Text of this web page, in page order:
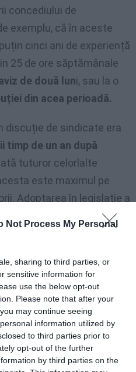
Not Process My Personal
sharing to third parties, or
sensitive information for
use the below opt-out
Please note that after your
may continue seeing
information utilized by
to third parties prior to
opt-out of the further
by third parties on the
concediului de
exemplu, că în aceste
cinci ani de experiență
25 de ore săptămânale
de două luni, sau la o
din acea perioadă.
discuție de sindicate era
timp de un an după
tuturor celorlalte
este maximul pe
Adoptarea în legislație a
nr. 189 privind munca
Italia a ratificat-o deja și
apropiat, să aducă
de lucrători
noul Contract național de
„atențiemaximă
care nu pot fi